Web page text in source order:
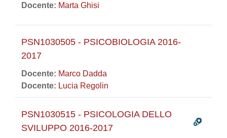
Docente: Marta Ghisi
PSN1030505 - PSICOBIOLOGIA 2016-
2017
Docente: Marco Dadda
Docente: Lucia Regolin
PSN1030515 - PSICOLOGIA DELLO
SVILUPPO 2016-2017